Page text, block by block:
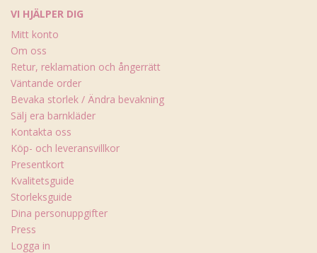
VI HJÄLPER DIG
Mitt konto
Om oss
Retur, reklamation och ångerrätt
Väntande order
Bevaka storlek / Ändra bevakning
Sälj era barnkläder
Kontakta oss
Köp- och leveransvillkor
Presentkort
Kvalitetsguide
Storleksguide
Dina personuppgifter
Press
Logga in